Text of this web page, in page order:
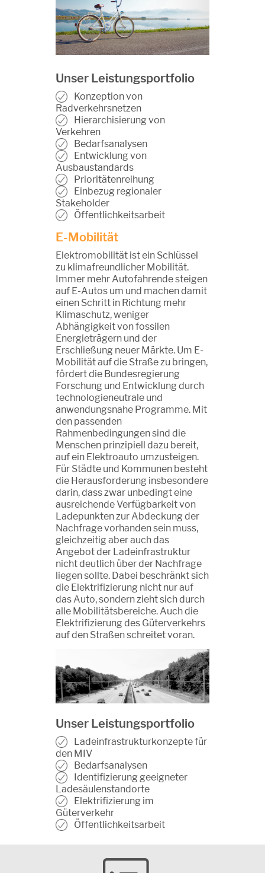
Unser Leistungsportfolio
Konzeption von
Radverkehrsnetzen
Hierarchisierung von
Verkehren
Bedarfsanalysen
Entwicklung von
Ausbaustandards
Prioritätenreihung
Einbezug regionaler
Stakeholder
Öffentlichkeitsarbeit
E-Mobilität
Elektromobilität ist ein Schlüssel
zu klimafreundlicher Mobilität.
Immer mehr Autofahrende steigen
auf E-Autos um und machen damit
einen Schritt in Richtung mehr
Klimaschutz, weniger
Abhängigkeit von fossilen
Energieträgern und der
Erschließung neuer Märkte. Um E-
Mobilität auf die Straße zu bringen,
fördert die Bundesregierung
Forschung und Entwicklung durch
technologieneutrale und
anwendungsnahe Programme. Mit
den passenden
Rahmenbedingungen sind die
Menschen prinzipiell dazu bereit,
auf ein Elektroauto umzusteigen.
Für Städte und Kommunen besteht
die Herausforderung insbesondere
darin, dass zwar unbedingt eine
ausreichende Verfügbarkeit von
Ladepunkten zur Abdeckung der
Nachfrage vorhanden sein muss,
gleichzeitig aber auch das
Angebot der Ladeinfrastruktur
nicht deutlich über der Nachfrage
liegen sollte. Dabei beschränkt sich
die Elektrifizierung nicht nur auf
das Auto, sondern zieht sich durch
alle Mobilitätsbereiche. Auch die
Elektrifizierung des Güterverkehrs
auf den Straßen schreitet voran.
Unser Leistungsportfolio
Ladeinfrastrukturkonzepte für
den MIV
Bedarfsanalysen
Identifizierung geeigneter
Ladesäulenstandorte
Elektrifizierung im
Güterverkehr
Öffentlichkeitsarbeit